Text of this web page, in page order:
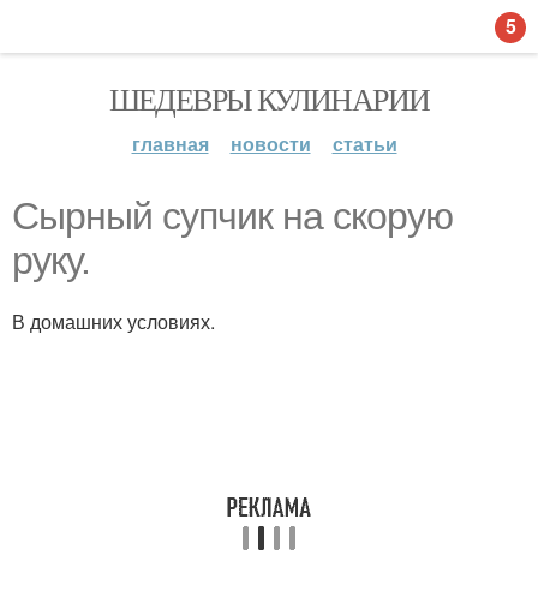
ШЕДЕВРЫ КУЛИНАРИИ
главная новости статьи
Сырный супчик на скорую
руку.
В домашних условиях.
5